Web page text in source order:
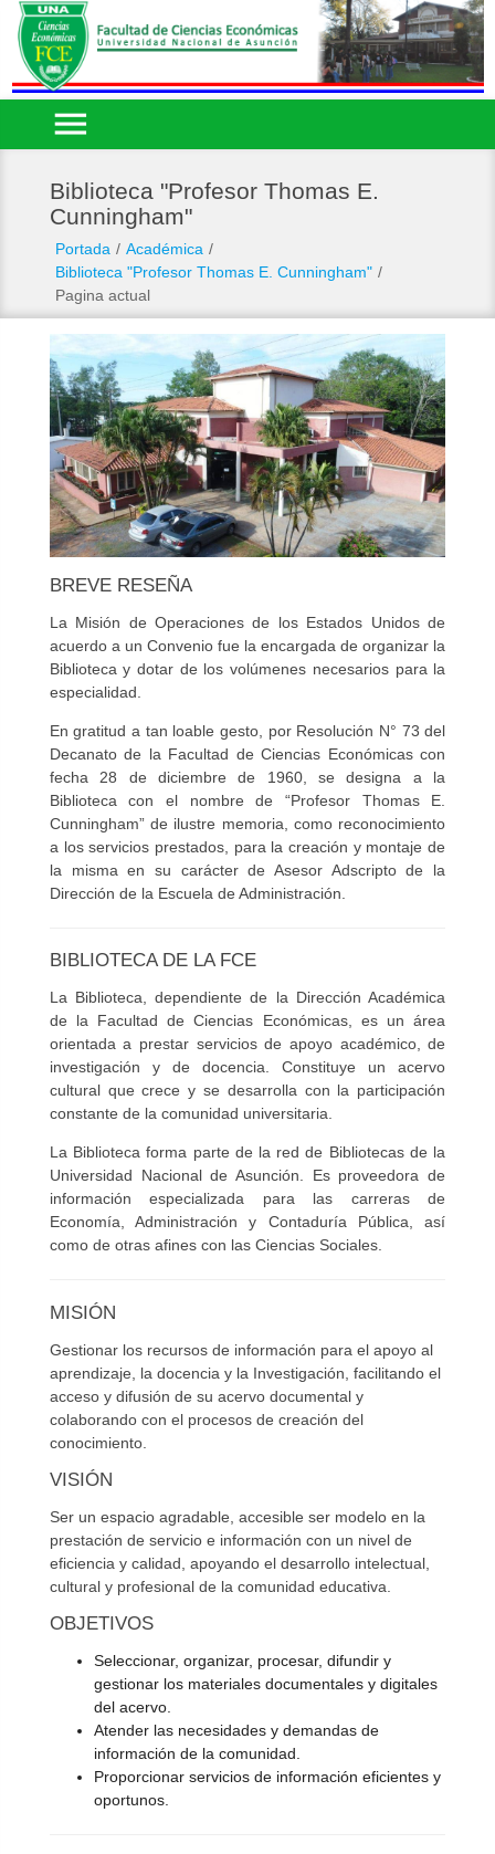
menu
Biblioteca "Profesor Thomas E.
Cunningham"
Portada / Académica /
Biblioteca "Profesor Thomas E. Cunningham" /
Pagina actual
BREVE RESEÑA
La Misión de Operaciones de los Estados Unidos de
acuerdo a un Convenio fue la encargada de organizar la
Biblioteca y dotar de los volúmenes necesarios para la
especialidad.
En gratitud a tan loable gesto, por Resolución N° 73 del
Decanato de la Facultad de Ciencias Económicas con
fecha 28 de diciembre de 1960, se designa a la
Biblioteca con el nombre de “Profesor Thomas E.
Cunningham” de ilustre memoria, como reconocimiento
a los servicios prestados, para la creación y montaje de
la misma en su carácter de Asesor Adscripto de la
Dirección de la Escuela de Administración.
BIBLIOTECA DE LA FCE
La Biblioteca, dependiente de la Dirección Académica
de la Facultad de Ciencias Económicas, es un área
orientada a prestar servicios de apoyo académico, de
investigación y de docencia. Constituye un acervo
cultural que crece y se desarrolla con la participación
constante de la comunidad universitaria.
La Biblioteca forma parte de la red de Bibliotecas de la
Universidad Nacional de Asunción. Es proveedora de
información especializada para las carreras de
Economía, Administración y Contaduría Pública, así
como de otras afines con las Ciencias Sociales.
MISIÓN
Gestionar los recursos de información para el apoyo al
aprendizaje, la docencia y la Investigación, facilitando el
acceso y difusión de su acervo documental y
colaborando con el procesos de creación del
conocimiento.
VISIÓN
Ser un espacio agradable, accesible ser modelo en la
prestación de servicio e información con un nivel de
eficiencia y calidad, apoyando el desarrollo intelectual,
cultural y profesional de la comunidad educativa.
OBJETIVOS
Seleccionar, organizar, procesar, difundir y
gestionar los materiales documentales y digitales
del acervo.
Atender las necesidades y demandas de
información de la comunidad.
Proporcionar servicios de información eficientes y
oportunos.